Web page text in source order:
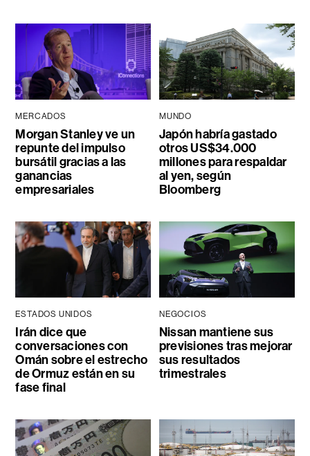
MERCADOS
Morgan Stanley ve un
repunte del impulso
bursátil gracias a las
ganancias
empresariales
MUNDO
Japón habría gastado
otros US$34.000
millones para respaldar
al yen, según
Bloomberg
ESTADOS UNIDOS
Irán dice que
conversaciones con
Omán sobre el estrecho
de Ormuz están en su
fase final
NEGOCIOS
Nissan mantiene sus
previsiones tras mejorar
sus resultados
trimestrales